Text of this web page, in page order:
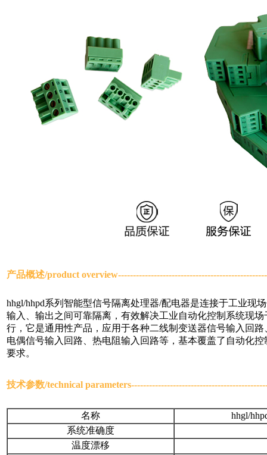
产品概述/product
hhgl/hhpd系列智能型信号隔离处理器/配电器是连接于工业现
输入、输出之间可靠隔离，有效解决工业自动化控制系统现
行，它是通用性产品，应用于各种二线制变送器信号输入回
电偶信号输入回路、热电阻输入回路等，基本覆盖了自动化
要求。
技术参数/technical parameters
名称
hhgl/
系统准确度
温度漂移